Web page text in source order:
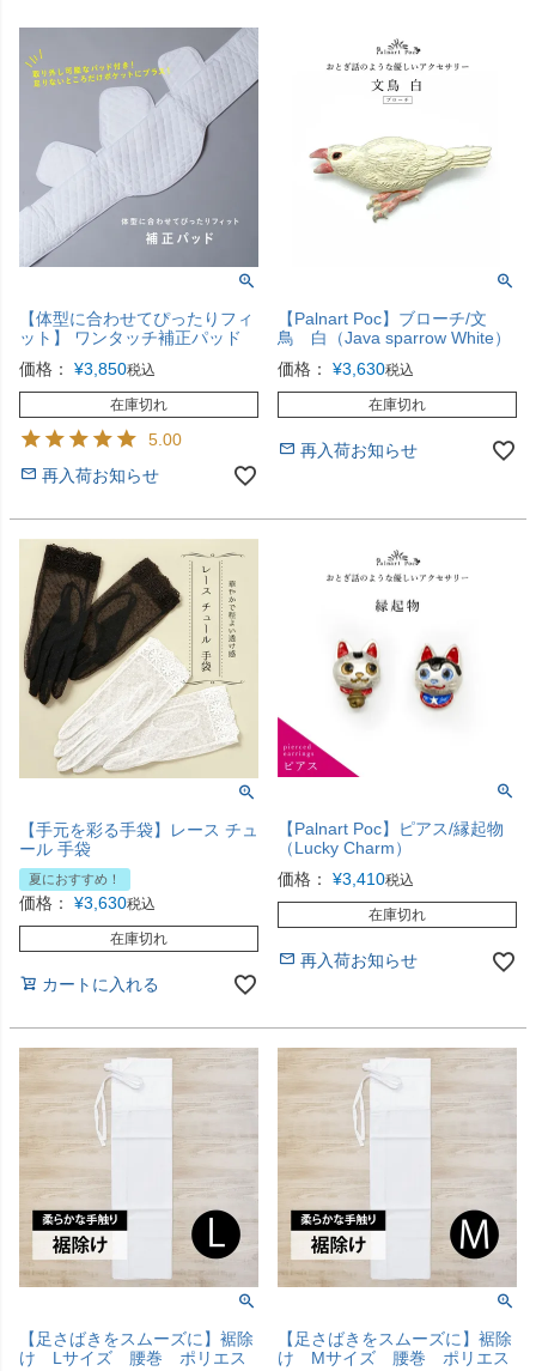
【体型に合わせてぴったりフィ
ット】 ワンタッチ補正パッド
価格：
¥3,850税込
在庫切れ
5.00
再入荷お知らせ
【Palnart Poc】ブローチ/文
鳥 白（Java sparrow White）
価格：
¥3,630税込
在庫切れ
再入荷お知らせ
【手元を彩る手袋】レース チュ
ール 手袋
夏におすすめ！
価格： ¥3,630税込
在庫切れ
カートに入れる
【Palnart Poc】ピアス/縁起物
（Lucky Charm）
価格：
¥3,410税込
在庫切れ
再入荷お知らせ
【足さばきをスムーズに】裾除
け Lサイズ 腰巻 ポリエス
【足さばきをスムーズに】裾除
け Mサイズ 腰巻 ポリエス